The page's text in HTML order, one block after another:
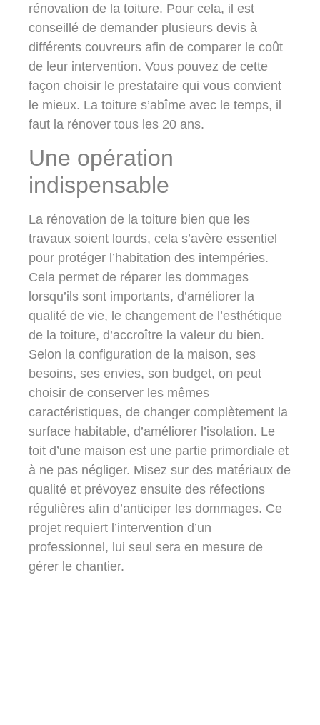
rénovation de la toiture. Pour cela, il est
conseillé de demander plusieurs devis à
différents couvreurs afin de comparer le coût
de leur intervention. Vous pouvez de cette
façon choisir le prestataire qui vous convient
le mieux. La toiture s’abîme avec le temps, il
faut la rénover tous les 20 ans.
Une opération
indispensable
La rénovation de la toiture bien que les
travaux soient lourds, cela s’avère essentiel
pour protéger l’habitation des intempéries.
Cela permet de réparer les dommages
lorsqu’ils sont importants, d’améliorer la
qualité de vie, le changement de l’esthétique
de la toiture, d’accroître la valeur du bien.
Selon la configuration de la maison, ses
besoins, ses envies, son budget, on peut
choisir de conserver les mêmes
caractéristiques, de changer complètement la
surface habitable, d’améliorer l’isolation. Le
toit d’une maison est une partie primordiale et
à ne pas négliger. Misez sur des matériaux de
qualité et prévoyez ensuite des réfections
régulières afin d’anticiper les dommages. Ce
projet requiert l’intervention d’un
professionnel, lui seul sera en mesure de
gérer le chantier.